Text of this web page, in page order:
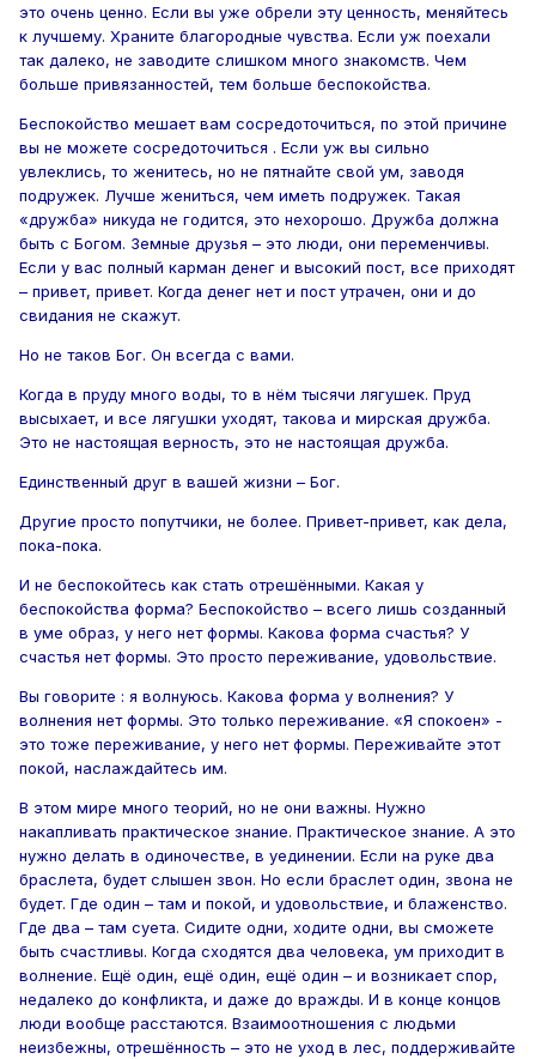
это очень ценно. Если вы уже обрели эту ценность, меняйтесь
к лучшему. Храните благородные чувства. Если уж поехали
так далеко, не заводите слишком много знакомств. Чем
больше привязанностей, тем больше беспокойства.
Беспокойство мешает вам сосредоточиться, по этой причине
вы не можете сосредоточиться . Если уж вы сильно
увлеклись, то женитесь, но не пятнайте свой ум, заводя
подружек. Лучше жениться, чем иметь подружек. Такая
«дружба» никуда не годится, это нехорошо. Дружба должна
быть с Богом. Земные друзья – это люди, они переменчивы.
Если у вас полный карман денег и высокий пост, все приходят
– привет, привет. Когда денег нет и пост утрачен, они и до
свидания не скажут.
Но не таков Бог. Он всегда с вами.
Когда в пруду много воды, то в нём тысячи лягушек. Пруд
высыхает, и все лягушки уходят, такова и мирская дружба.
Это не настоящая верность, это не настоящая дружба.
Единственный друг в вашей жизни – Бог.
Другие просто попутчики, не более. Привет-привет, как дела,
пока-пока.
И не беспокойтесь как стать отрешёнными. Какая у
беспокойства форма? Беспокойство – всего лишь созданный
в уме образ, у него нет формы. Какова форма счастья? У
счастья нет формы. Это просто переживание, удовольствие.
Вы говорите : я волнуюсь. Какова форма у волнения? У
волнения нет формы. Это только переживание. «Я спокоен» -
это тоже переживание, у него нет формы. Переживайте этот
покой, наслаждайтесь им.
В этом мире много теорий, но не они важны. Нужно
накапливать практическое знание. Практическое знание. А это
нужно делать в одиночестве, в уединении. Если на руке два
браслета, будет слышен звон. Но если браслет один, звона не
будет. Где один – там и покой, и удовольствие, и блаженство.
Где два – там суета. Сидите одни, ходите одни, вы сможете
быть счастливы. Когда сходятся два человека, ум приходит в
волнение. Ещё один, ещё один, ещё один – и возникает спор,
недалеко до конфликта, и даже до вражды. И в конце концов
люди вообще расстаются. Взаимоотношения с людьми
неизбежны, отрешённость – это не уход в лес, поддерживайте